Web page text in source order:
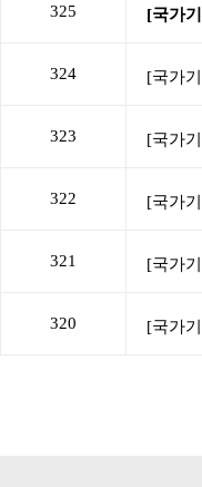
325
324
323
322
321
320